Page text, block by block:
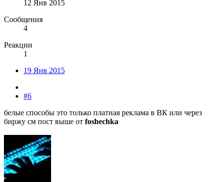
12 Янв 2015
Сообщения
4
Реакции
1
19 Янв 2015
#6
белые способы это только платная реклама в ВК или через
биржу см пост выше от foshechka